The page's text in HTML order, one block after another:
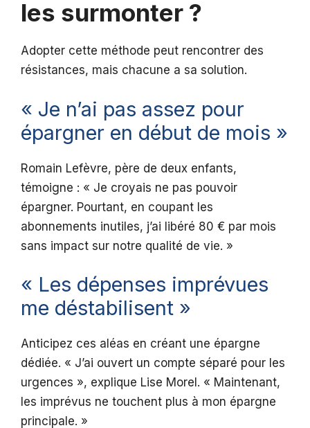
les surmonter ?
Adopter cette méthode peut rencontrer des
résistances, mais chacune a sa solution.
« Je n’ai pas assez pour
épargner en début de mois »
Romain Lefèvre, père de deux enfants,
témoigne : « Je croyais ne pas pouvoir
épargner. Pourtant, en coupant les
abonnements inutiles, j’ai libéré 80 € par mois
sans impact sur notre qualité de vie. »
« Les dépenses imprévues
me déstabilisent »
Anticipez ces aléas en créant une épargne
dédiée. « J’ai ouvert un compte séparé pour les
urgences », explique Lise Morel. « Maintenant,
les imprévus ne touchent plus à mon épargne
principale. »